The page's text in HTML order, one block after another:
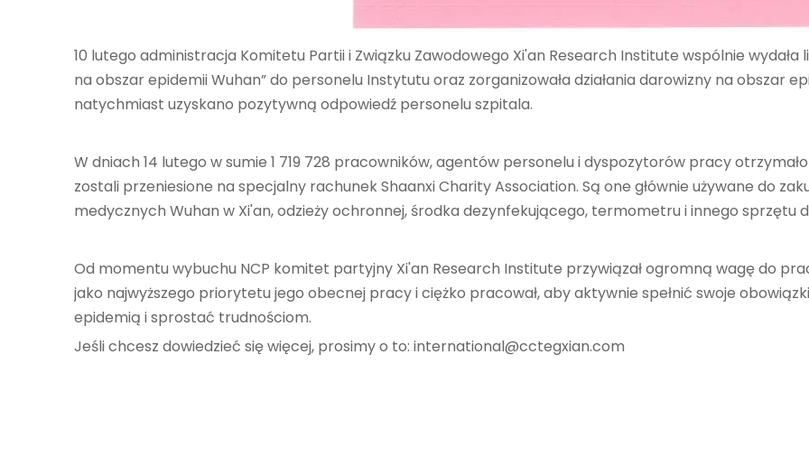
10 lutego administracja Komitetu Partii i Związku Zawodowego Xi'an Research Institute wspólnie
na obszar epidemii Wuhan” do personelu Instytutu oraz zorganizowała działania darowizny na obszar
natychmiast uzyskano pozytywną odpowiedź personelu szpitala.
W dniach 14 lutego w sumie 1 719 728 pracowników, agentów personelu i dyspozytorów pracy otrzymało
zostali przeniesione na specjalny rachunek Shaanxi Charity Association. Są one głównie używane do
medycznych Wuhan w Xi'an, odzieży ochronnej, środka dezynfekującego, termometru i innego sprzętu
Od momentu wybuchu NCP komitet partyjny Xi'an Research Institute przywiązał ogromną wagę do
jako najwyższego priorytetu jego obecnej pracy i ciężko pracował, aby aktywnie spełnić swoje
epidemią i sprostać trudnościom.
Jeśli chcesz dowiedzieć się więcej, prosimy o to: international@cctegxian.com